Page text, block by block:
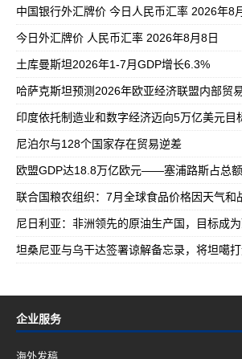
中国银行外汇牌价 今日人民币汇率 2026年8
今日外汇牌价 人民币汇率 2026年8月8日
土库曼斯坦2026年1-7月GDP增长6.3%
哈萨克斯坦预测2026年欧亚经济联盟内部贸
印度依托制造业和数字经济迈向5万亿美元目
尼泊尔与128个国家存在贸易逆差
欧盟GDP达18.8万亿欧元——塞浦路斯占总
联合国粮农组织：7月全球食品价格因天气和
尼日利亚：非洲领先的原油生产国，目标成
坦桑尼亚与乌干达签署谅解备忘录，将坦噶
企业服务
海外发稿